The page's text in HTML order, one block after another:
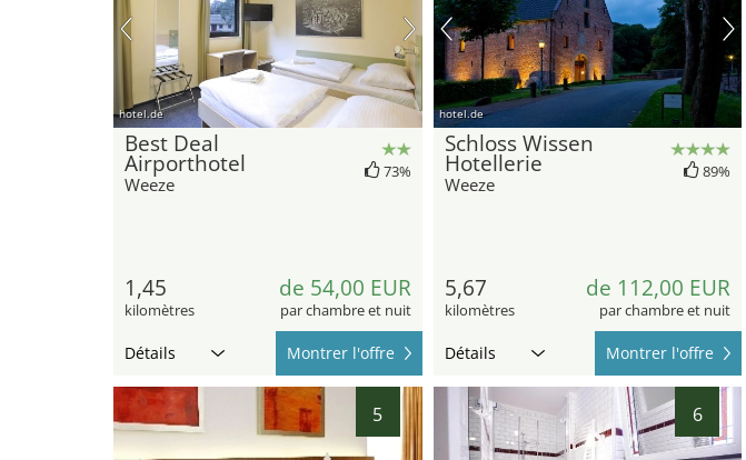
21
25
hotel.de
Best Deal
Airporthotel
Weeze
73%
1,45
kilomètres
de 54,00 EUR
par chambre et nuit
Détails Montrer l'offre
hotel.de
Schloss Wissen
Hotellerie
Weeze
89%
5,67
kilomètres
de 112,00 EUR
par chambre et nuit
Détails Montrer l'offre
5 6